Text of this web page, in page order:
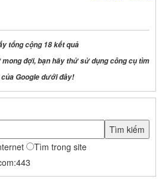
tổng cộng 18 kết quả
đợi, bạn hãy thử sử dụng công cụ tìm
Google dưới đây!
Tìm trong site